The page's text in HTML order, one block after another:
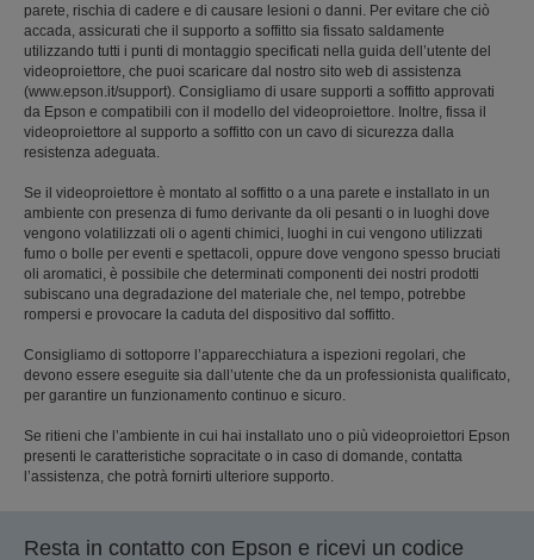
parete, rischia di cadere e di causare lesioni o danni. Per evitare che ciò
accada, assicurati che il supporto a soffitto sia fissato saldamente
utilizzando tutti i punti di montaggio specificati nella guida dell’utente del
videoproiettore, che puoi scaricare dal nostro sito web di assistenza
(www.epson.it/support). Consigliamo di usare supporti a soffitto approvati
da Epson e compatibili con il modello del videoproiettore. Inoltre, fissa il
videoproiettore al supporto a soffitto con un cavo di sicurezza dalla
resistenza adeguata.
Se il videoproiettore è montato al soffitto o a una parete e installato in un
ambiente con presenza di fumo derivante da oli pesanti o in luoghi dove
vengono volatilizzati oli o agenti chimici, luoghi in cui vengono utilizzati
fumo o bolle per eventi e spettacoli, oppure dove vengono spesso bruciati
oli aromatici, è possibile che determinati componenti dei nostri prodotti
subiscano una degradazione del materiale che, nel tempo, potrebbe
rompersi e provocare la caduta del dispositivo dal soffitto.
Consigliamo di sottoporre l’apparecchiatura a ispezioni regolari, che
devono essere eseguite sia dall’utente che da un professionista qualificato,
per garantire un funzionamento continuo e sicuro.
Se ritieni che l’ambiente in cui hai installato uno o più videoproiettori Epson
presenti le caratteristiche sopracitate o in caso di domande, contatta
l’assistenza, che potrà fornirti ulteriore supporto.
Resta in contatto con Epson e ricevi un codice